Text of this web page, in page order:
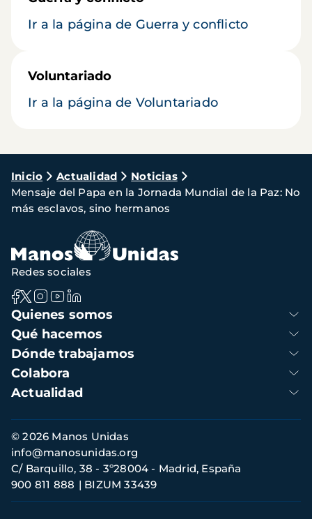
Ir a la página de Guerra y conflicto
Voluntariado
Ir a la página de Voluntariado
Ruta
de
navegación
Inicio Actualidad
Noticias
Mensaje del Papa en la Jornada Mundial de la Paz: No
más esclavos, sino hermanos
Navegación
principal
Quienes somos
Qué hacemos
Dónde trabajamos
Colabora
Actualidad
Redes sociales
Información
de
contacto
© 2026 Manos Unidas
C/ Barquillo, 38 - 3º28004 - Madrid, España
900 811 888
BIZUM 33439
info@manosunidas.org